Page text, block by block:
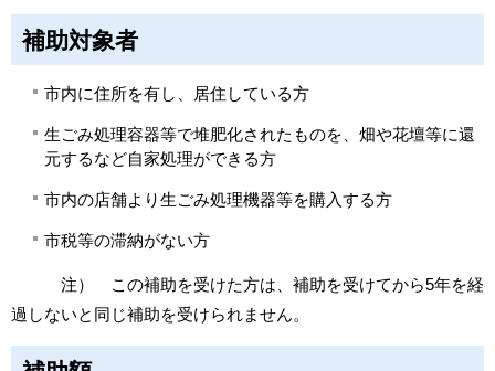
補助対象者
市内に住所を有し、居住している方
生ごみ処理容器等で堆肥化されたものを、畑や花壇等に還
元するなど自家処理ができる方
市内の店舗より生ごみ処理機器等を購入する方
市税等の滞納がない方
注） この補助を受けた方は、補助を受けてから5年を経
過しないと同じ補助を受けられません。